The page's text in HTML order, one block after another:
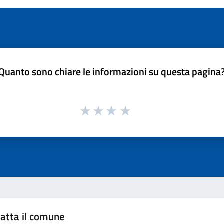
sono chiare le informazioni su questa
il comune